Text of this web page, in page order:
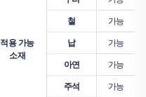
적용 가능
소재
철 가능
납 가능
아연 가능
주석 가능